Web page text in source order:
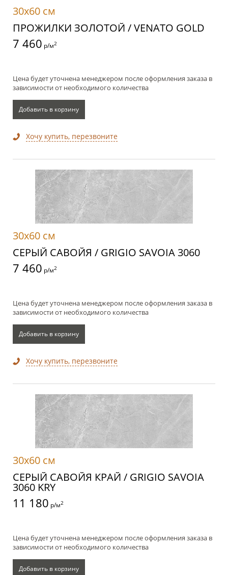
30x60 см
ПРОЖИЛКИ ЗОЛОТОЙ / VENATO GOLD
7 460 р/м2
Цена будет уточнена менеджером после оформления заказа в
зависимости от необходимого количества
Добавить в корзину
Хочу купить, перезвоните
30x60 см
СЕРЫЙ САВОЙЯ / GRIGIO SAVOIA 3060
7 460 р/м2
Цена будет уточнена менеджером после оформления заказа в
зависимости от необходимого количества
Добавить в корзину
Хочу купить, перезвоните
30x60 см
СЕРЫЙ САВОЙЯ КРАЙ / GRIGIO SAVOIA
3060 KRY
11 180 р/м2
Цена будет уточнена менеджером после оформления заказа в
зависимости от необходимого количества
Добавить в корзину